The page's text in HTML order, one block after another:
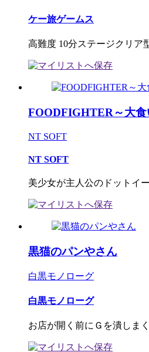
ケー旅ゲームス
高難度 10分ステージクリア
FOODFIGHTER～大食
NT SOFT
NT SOFT
美少女が主人公のドットイ
黒猫のパンやさん
白黒モノローグ
白黒モノローグ
お店が開く前にＧを潰しま